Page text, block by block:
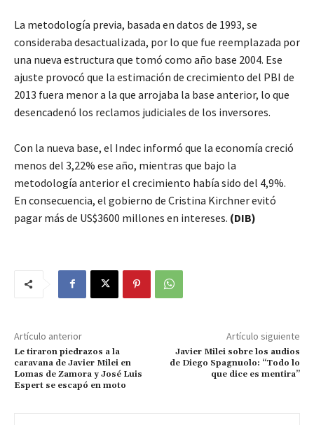
La metodología previa, basada en datos de 1993, se
consideraba desactualizada, por lo que fue reemplazada por
una nueva estructura que tomó como año base 2004. Ese
ajuste provocó que la estimación de crecimiento del PBI de
2013 fuera menor a la que arrojaba la base anterior, lo que
desencadenó los reclamos judiciales de los inversores.
Con la nueva base, el Indec informó que la economía creció
menos del 3,22% ese año, mientras que bajo la
metodología anterior el crecimiento había sido del 4,9%.
En consecuencia, el gobierno de Cristina Kirchner evitó
pagar más de US$3600 millones en intereses. (DIB)
Artículo anterior
Le tiraron piedrazos a la
caravana de Javier Milei en
Lomas de Zamora y José Luis
Espert se escapó en moto
Artículo siguiente
Javier Milei sobre los audios
de Diego Spagnuolo: “Todo lo
que dice es mentira”